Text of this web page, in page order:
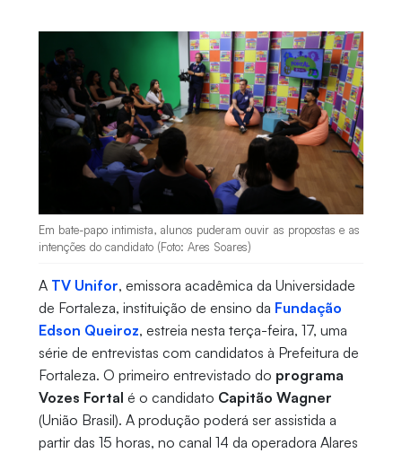
Em bate-papo intimista, alunos puderam ouvir as propostas e as
intenções do candidato (Foto: Ares Soares)
A TV Unifor, emissora acadêmica da Universidade
de Fortaleza, instituição de ensino da Fundação
Edson Queiroz, estreia nesta terça-feira, 17, uma
série de entrevistas com candidatos à Prefeitura de
Fortaleza. O primeiro entrevistado do programa
Vozes Fortal é o candidato Capitão Wagner
(União Brasil). A produção poderá ser assistida a
partir das 15 horas, no canal 14 da operadora Alares